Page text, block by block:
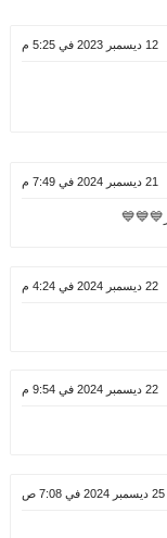
12 ديسمبر 2023 في 5:25 م
21 ديسمبر 2024 في 7:49 م
22 ديسمبر 2024 في 4:24 م
22 ديسمبر 2024 في 9:54 م
25 ديسمبر 2024 في 7:08 ص